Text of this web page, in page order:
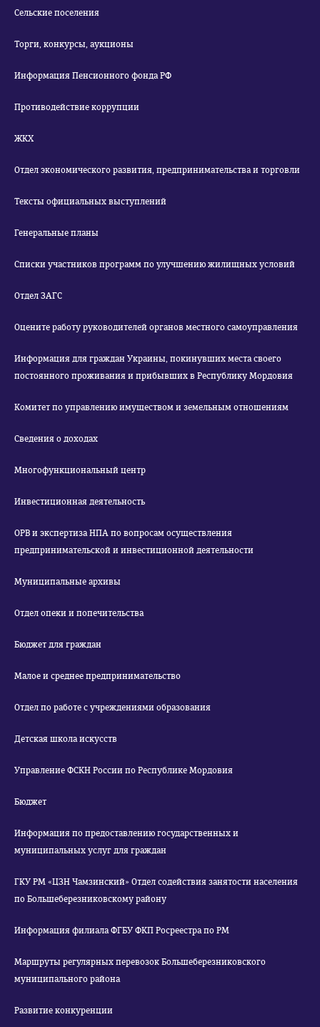
Сельские поселения
Торги, конкурсы, аукционы
Информация Пенсионного фонда РФ
Противодействие коррупции
ЖКХ
Отдел экономического развития, предпринимательства и торговли
Тексты официальных выступлений
Генеральные планы
Списки участников программ по улучшению жилищных условий
Отдел ЗАГС
Оцените работу руководителей органов местного самоуправления
Информация для граждан Украины, покинувших места своего
постоянного проживания и прибывших в Республику Мордовия
Комитет по управлению имуществом и земельным отношениям
Сведения о доходах
Многофункциональный центр
Инвестиционная деятельность
ОРВ и экспертиза НПА по вопросам осуществления
предпринимательской и инвестиционной деятельности
Муниципальные архивы
Отдел опеки и попечительства
Бюджет для граждан
Малое и среднее предпринимательство
Отдел по работе с учреждениями образования
Детская школа искусств
Управление ФСКН России по Республике Мордовия
Бюджет
Информация по предоставлению государственных и
муниципальных услуг для граждан
ГКУ РМ «ЦЗН Чамзинский» Отдел содействия занятости населения
по Большеберезниковскому району
Информация филиала ФГБУ ФКП Росреестра по РМ
Маршруты регулярных перевозок Большеберезниковского
муниципального района
Развитие конкуренции